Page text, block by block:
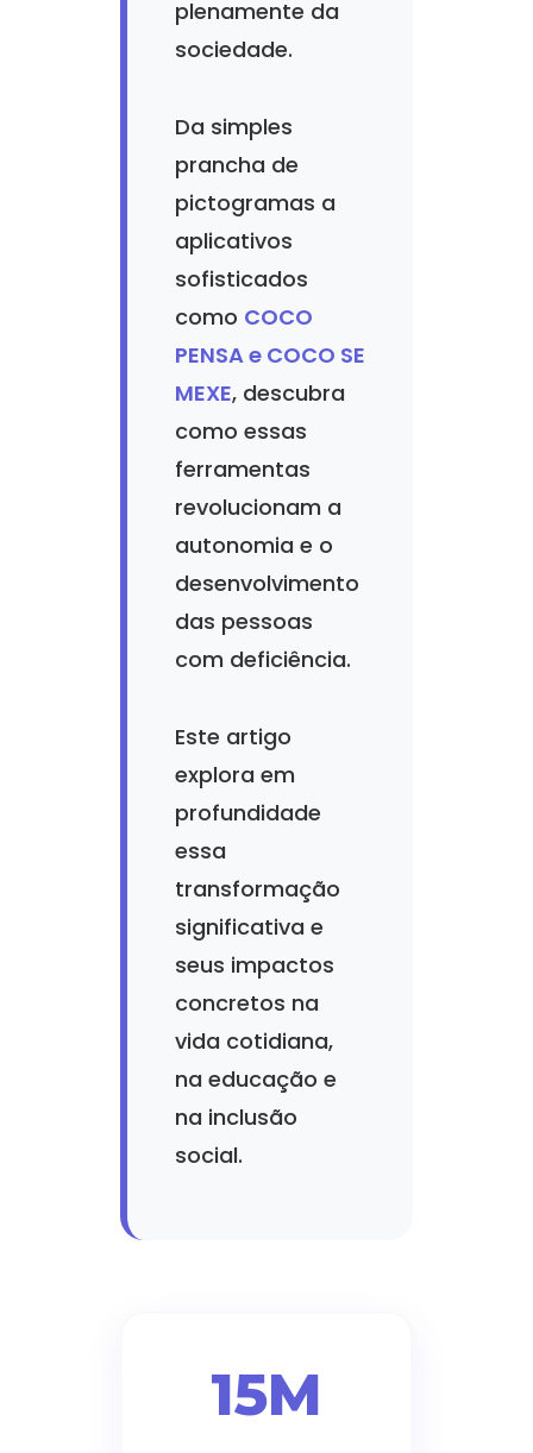
plenamente da
sociedade.
Da simples
prancha de
pictogramas a
aplicativos
sofisticados
como COCO
PENSA e COCO SE
MEXE, descubra
como essas
ferramentas
revolucionam a
autonomia e o
desenvolvimento
das pessoas
com deficiência.
Este artigo
explora em
profundidade
essa
transformação
significativa e
seus impactos
concretos na
vida cotidiana,
na educação e
na inclusão
social.
15M